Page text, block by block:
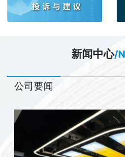
新闻中心/
公司要闻